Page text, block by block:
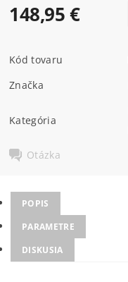
148,95 €
Kód tovaru
Značka
Kategória
Otázka
POPIS
PARAMETRE
DISKUSIA